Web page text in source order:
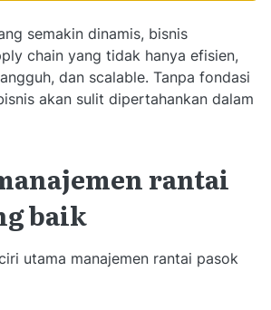
semakin dinamis, bisnis
chain yang tidak hanya efisien,
dan scalable. Tanpa fondasi
akan sulit dipertahankan dalam
rantai
baik
utama manajemen rantai pasok